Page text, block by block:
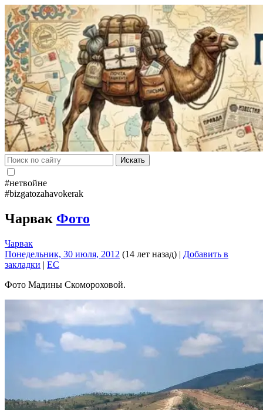
Искать
#нетвойне
#bizgatozahavokerak
Чарвак Фото
Чарвак
Понедельник, 30 июля, 2012 (14 лет назад) | Добавить в
закладки | EC
Фото Мадины Скомороховой.